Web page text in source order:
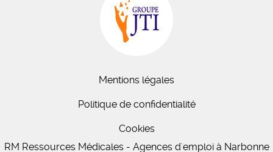
Mentions légales
Politique de confidentialité
Cookies
RM Ressources Médicales - Agences d'emploi à Narbonne